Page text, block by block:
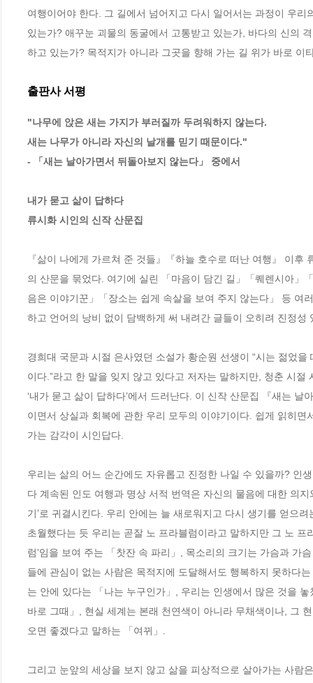
여행이어야 한다. 그 길에서 넘어지고 다시 일어서는 과정이 우
있는가? 애꾸눈 괴물의 동굴에서 고통받고 있는가, 바다의 신의
하고 있는가? 목적지가 아니라 그곳을 향해 가는 길 위가 바로
출판사 서평
"나무에 앉은 새는 가지가 부러질까 두려워하지 않는다.
새는 나무가 아니라 자신의 날개를 믿기 때문이다."
- 「새는 날아가면서 뒤돌아보지 않는다」 중에서
내가 묻고 삶이 답하다
『삶이 나에게 가르쳐 준 것들』『하늘 호수로 떠난 여행』 이
의 산문을 묶었다. 여기에 실린 「마음이 담긴 길」「퀘렌시아」
음은 이야기꾼」「장소는 쉽게 속살을 보여 주지 않는다」 등 여
하고 언어의 낭비 없이 담백하게 써 내려간 글들이 오히려 진정성
경희대 국문과 시절 은사였던 소설가 황순원 선생이 “시는 젊었
이다.”라고 한 말을 잊지 않고 있다고 저자는 말하지만, 청춘 시
‘내가 묻고 삶이 답하다’에서 드러난다. 이 신작 산문집 『새는
이면서 상실과 회복에 관한 우리 모두의 이야기이다. 쉽게 읽히면
가는 감각이 시인답다.
우리는 삶의 어느 순간에도 자유롭고 진정한 나일 수 있을까? 인
다 계속된 인도 여행과 명상 서적 번역은 자신의 물음에 대한 의
기’로 귀결시킨다. 우리 안에는 늘 새로워지고 다시 생기를 얻으
초월했다는 듯 우리는 곧잘 노 프라블럼이라고 말하지만 그 노 프
럼’임을 보여 주는 「찻잔 속 파리」, 목소리의 크기는 가슴과 가
들에 관심이 없는 사람은 목적지에 도달해서도 행복하지 못하다
는 안에 있다는 「나는 누구인가」, 우리는 인생에서 많은 것을
바로 그때」, 현실 세계는 본래 천연색이 아니라 무채색이나, 그
오면 좋겠다고 말하는 「여뀌」.
그리고 눈앞의 세상을 보지 않고 삶을 피상적으로 살아가는 사